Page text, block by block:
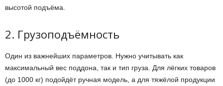
высотой подъёма.
2. Грузоподъёмность
Один из важнейших параметров. Нужно учитывать как
максимальный вес поддона, так и тип груза. Для лёгких товаров
(до 1000 кг) подойдёт ручная модель, а для тяжёлой продукции